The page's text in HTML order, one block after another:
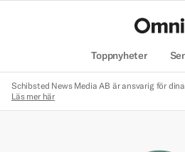
Toppnyheter
Schibsted News Media AB är ansvarig för
Läs mer här